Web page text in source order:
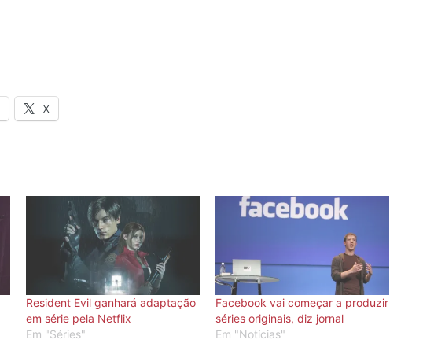
X
Resident Evil ganhará adaptação
em série pela Netflix
Em "Séries"
Facebook vai começar a produzir
séries originais, diz jornal
Em "Notícias"